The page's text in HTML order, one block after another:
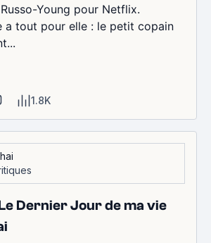
Young pour Netflix.
a tout pour elle : le petit copain
1.8K
Dernier Jour de ma vie